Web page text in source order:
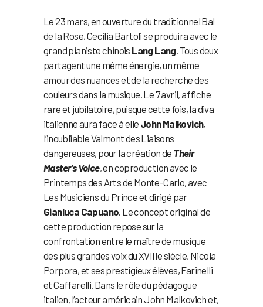
Le 23 mars, en ouverture du traditionnel Bal
de la Rose, Cecilia Bartoli se produira avec le
grand pianiste chinois Lang Lang . Tous deux
partagent une même énergie, un même
amour des nuances et de la recherche des
couleurs dans la musique. Le 7 avril, affiche
rare et jubilatoire, puisque cette fois, la diva
italienne aura face à elle John Malkovich,
l’inoubliable Valmont des Liaisons
dangereuses, pour la création de Their
Master’s Voice, en coproduction avec le
Printemps des Arts de Monte-Carlo, avec
Les Musiciens du Prince et dirigé par
Gianluca Capuano . Le concept original de
cette production repose sur la
confrontation entre le maître de musique
des plus grandes voix du XVIIIe siècle, Nicola
Porpora, et ses prestigieux élèves, Farinelli
et Caffarelli. Dans le rôle du pédagogue
italien, l’acteur américain John Malkovich et,